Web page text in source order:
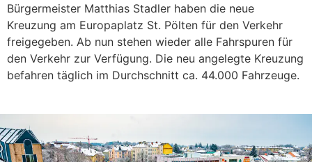
Bürgermeister Matthias Stadler haben die neue
Kreuzung am Europaplatz St. Pölten für den Verkehr
freigegeben. Ab nun stehen wieder alle Fahrspuren für
den Verkehr zur Verfügung. Die neu angelegte Kreuzung
befahren täglich im Durchschnitt ca. 44.000 Fahrzeuge.